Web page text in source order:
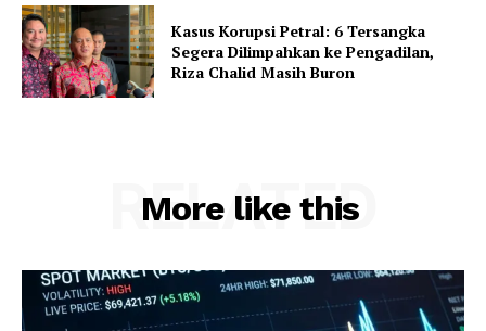
Kasus Korupsi Petral: 6 Tersangka
Segera Dilimpahkan ke Pengadilan,
Riza Chalid Masih Buron
More like this
RELATED